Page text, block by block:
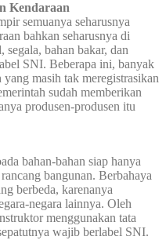
Kendaraan
semuanya seharusnya
bahkan seharusnya di
segala, bahan bakar, dan
SNI. Beberapa ini, banyak
masih tak meregistrasikan
sudah memberikan
produsen-produsen itu
bahan-bahan siap hanya
bangunan. Berbahaya
berbeda, karenanya
negara lainnya. Oleh
menggunakan tata
wajib berlabel SNI.